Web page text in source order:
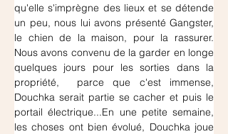
qu'elle s'imprègne des lieux et se détende
un peu, nous lui avons présenté Gangster,
le chien de la maison, pour la rassurer.
Nous avons convenu de la garder en longe
quelques jours pour les sorties dans la
propriété,  parce que c'est immense,
Douchka serait partie se cacher et puis le
portail électrique...En une petite semaine,
les choses ont bien évolué, Douchka joue